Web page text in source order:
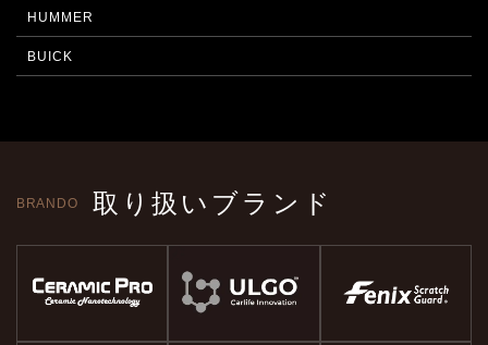
HUMMER
BUICK
BRANDO 取り扱いブランド